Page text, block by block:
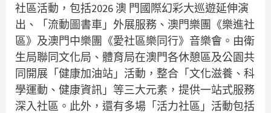
社區活動，包括2026 澳 門國際幻彩大巡遊延伸演
出、「流動圖書車」外展服務、澳門樂團《樂進社
區》及澳門中樂團《愛社區樂同行》音樂會。由衛
生局聯同文化局、體育局在澳門各休憩區及公園共
同開展「健康加油站」活動，整合「文化滋養、科
學運動、健康資訊」等三大元素，提供一站式服務
深入社區。此外，還有多場「活力社區」活動包括